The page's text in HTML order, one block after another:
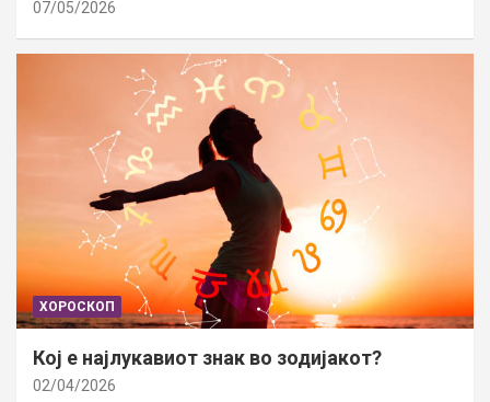
07/05/2026
ХОРОСКОП
Кој е најлукавиот знак во зодијакот?
02/04/2026